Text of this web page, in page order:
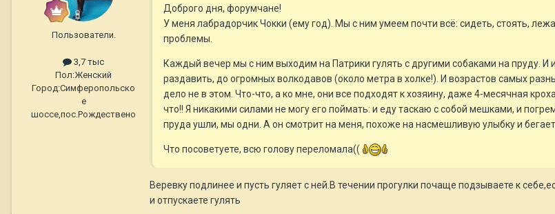
Пользователи.
3,7 тыс
Пол:Женский
Город:Симферопольско
е
шоссе,пос.Рождествено
Доброго дня, форумчане!
У меня лабрадорчик Чокки (ему год). Мы с ним умеем почти всё: сидеть, стоять,
проблемы.
Каждый вечер мы с ним выходим на Патрики гулять с другими собаками на пруду.
раздавить, до огромных волкодавов (около метра в холке!). И возрастов самых
дело не в этом. Что-что, а ко мне, они все подходят к хозяину, даже 4-месячная
что!! Я никакими силами не могу его поймать: и еду таскаю с собой мешками, и
пруда ушли, мы одни. А он смотрит на меня, похоже на насмешливую улыбку и бегает
Что посоветуете, всю голову переломала((
Веревку подлинее и пусть гуляет с ней.В течении прогулки почаще подзываете к
и отпускаете гулять